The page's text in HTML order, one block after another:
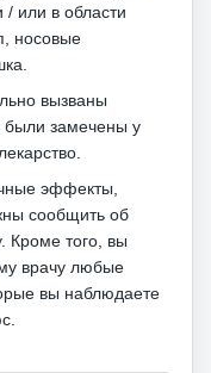
/ или в области
носовые
вызваны
были замечены у
эффекты,
сообщить об
Кроме того, вы
врачу любые
вы наблюдаете